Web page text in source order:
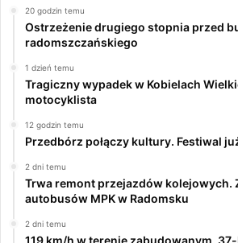
20 godzin temu
Ostrzeżenie drugiego stopnia przed
radomszczańskiego
1 dzień temu
Tragiczny wypadek w Kobielach
motocyklista
12 godzin temu
Przedbórz połączy kultury. Festiwal
2 dni temu
Trwa remont przejazdów kolejowych.
autobusów MPK w Radomsku
2 dni temu
119 km/h w terenie zabudowanym.